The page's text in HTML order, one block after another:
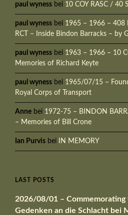
paul wyness bei 10 COY RASC / 40
paul wyness bei 1965 – 1966 – 408
RCT – Inside Bindon Barracks – by
paul wyness bei 1963 – 1966 – 10
Memories of Richard Keyte
paul wyness bei 1965/07/15 –
Royal Corps of Transport
Anne bei 1972-75 – BINDON
– Memories of Bill Crone
Ian Purvis bei IN MEMORY
LAST POSTS
2026/08/01 –
Gedenken an die Schlacht bei